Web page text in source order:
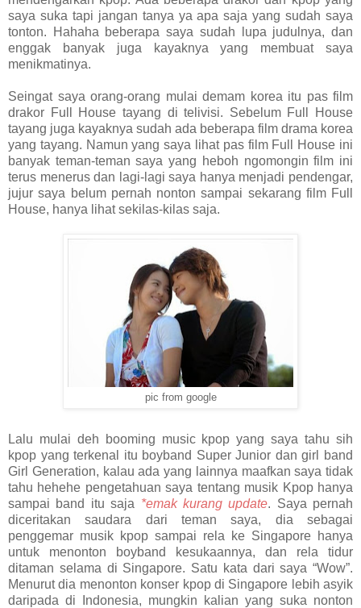
saya suka tapi jangan tanya ya apa saja yang sudah saya
tonton. Hahaha beberapa saya sudah lupa judulnya, dan
enggak banyak juga kayaknya yang membuat saya
menikmatinya.
Seingat saya orang-orang mulai demam korea itu pas film
drakor Full House tayang di telivisi. Sebelum Full House
tayang juga kayaknya sudah ada beberapa film drama korea
yang tayang. Namun yang saya lihat pas film Full House ini
banyak teman-teman saya yang heboh ngomongin film ini
terus menerus dan lagi-lagi saya hanya menjadi pendengar,
jujur saya belum pernah nonton sampai sekarang film Full
House, hanya lihat sekilas-kilas saja.
pic from google
Lalu mulai deh booming music kpop yang saya tahu sih
kpop yang terkenal itu boyband Super Junior dan girl band
Girl Generation, kalau ada yang lainnya maafkan saya tidak
tahu hehehe pengetahuan saya tentang musik Kpop hanya
sampai band itu saja *emak kurang update. Saya pernah
diceritakan saudara dari teman saya, dia sebagai
penggemar musik kpop sampai rela ke Singapore hanya
untuk menonton boyband kesukaannya, dan rela tidur
ditaman selama di Singapore. Satu kata dari saya “Wow”.
Menurut dia menonton konser kpop di Singapore lebih asyik
daripada di Indonesia, mungkin kalian yang suka nonton